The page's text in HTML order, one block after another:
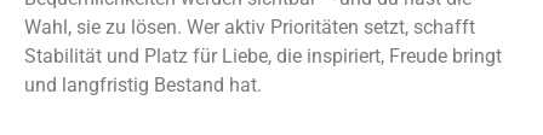
Wahl, sie zu lösen. Wer aktiv Prioritäten setzt, schafft
Stabilität und Platz für Liebe, die inspiriert, Freude bringt
und langfristig Bestand hat.